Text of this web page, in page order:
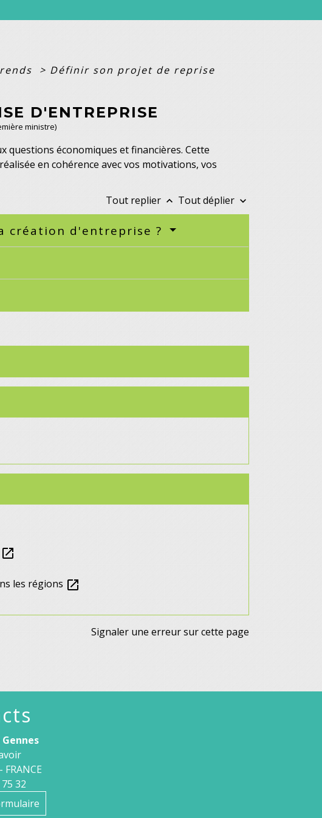
> Définir son projet de reprise
D'ENTREPRISE
ministre)
questions économiques et financières. Cette
en cohérence avec vos motivations, vos
Tout replier keyboard_arrow_up Tout déplier keyboard_arrow_down
création d'entreprise ?
open_in_new
les régions open_in_new
Signaler une erreur sur cette page
32